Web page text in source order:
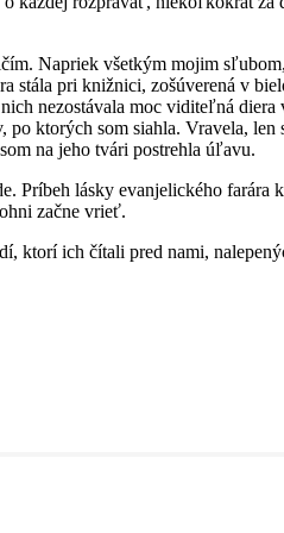
Napriek všetkým mojim
pri knižnici, zošúverená v
nezostávala moc viditeľná
ktorých som siahla. Vravela,
na jeho tvári postrehla úľavu.
Príbeh lásky evanjelického farára
začne vrieť.
ktorí ich čítali pred nami,